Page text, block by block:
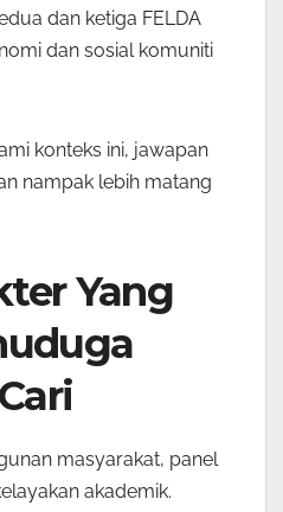
dan ketiga FELDA
dan sosial komuniti
konteks ini, jawapan
nampak lebih matang
Yang
masyarakat, panel
akademik.